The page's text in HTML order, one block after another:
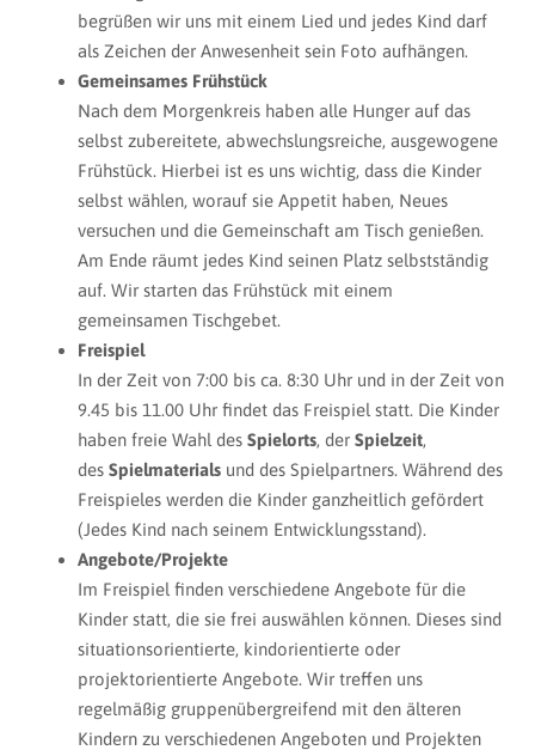
begrüßen wir uns mit einem Lied und jedes Kind darf
als Zeichen der Anwesenheit sein Foto aufhängen.
Gemeinsames Frühstück
Nach dem Morgenkreis haben alle Hunger auf das
selbst zubereitete, abwechslungsreiche, ausgewogene
Frühstück. Hierbei ist es uns wichtig, dass die Kinder
selbst wählen, worauf sie Appetit haben, Neues
versuchen und die Gemeinschaft am Tisch genießen.
Am Ende räumt jedes Kind seinen Platz selbstständig
auf. Wir starten das Frühstück mit einem
gemeinsamen Tischgebet.
Freispiel
In der Zeit von 7:00 bis ca. 8:30 Uhr und in der Zeit von
9.45 bis 11.00 Uhr findet das Freispiel statt. Die Kinder
haben freie Wahl des Spielorts, der Spielzeit,
des Spielmaterials und des Spielpartners. Während des
Freispieles werden die Kinder ganzheitlich gefördert
(Jedes Kind nach seinem Entwicklungsstand).
Angebote/Projekte
Im Freispiel finden verschiedene Angebote für die
Kinder statt, die sie frei auswählen können. Dieses sind
situationsorientierte, kindorientierte oder
projektorientierte Angebote. Wir treffen uns
regelmäßig gruppenübergreifend mit den älteren
Kindern zu verschiedenen Angeboten und Projekten